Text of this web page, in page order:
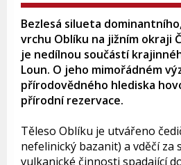
Bezlesá silueta
vrchu Oblíku na jižním okraji
je nedílnou součástí
Loun. O jeho mimořádném
přírodovědného hlediska
přírodní rezervace.
Těleso Oblíku je utvářeno
nefelinický bazanit) a vděčí za
vulkanické činnosti spadající